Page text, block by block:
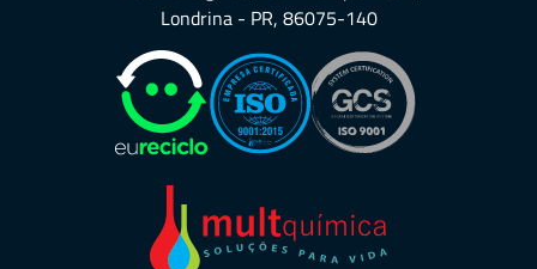
Londrina - PR, 86075-140